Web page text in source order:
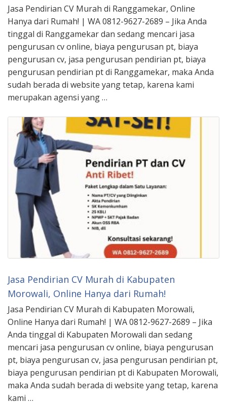
Jasa Pendirian CV Murah di Ranggamekar, Online
Hanya dari Rumah! | WA 0812-9627-2689 – Jika Anda
tinggal di Ranggamekar dan sedang mencari jasa
pengurusan cv online, biaya pengurusan pt, biaya
pengurusan cv, jasa pengurusan pendirian pt, biaya
pengurusan pendirian pt di Ranggamekar, maka Anda
sudah berada di website yang tetap, karena kami
merupakan agensi yang …
Jasa Pendirian CV Murah di Kabupaten
Morowali, Online Hanya dari Rumah!
Jasa Pendirian CV Murah di Kabupaten Morowali,
Online Hanya dari Rumah! | WA 0812-9627-2689 – Jika
Anda tinggal di Kabupaten Morowali dan sedang
mencari jasa pengurusan cv online, biaya pengurusan
pt, biaya pengurusan cv, jasa pengurusan pendirian pt,
biaya pengurusan pendirian pt di Kabupaten Morowali,
maka Anda sudah berada di website yang tetap, karena
kami …